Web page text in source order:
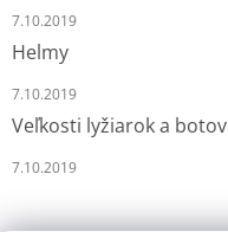
7.10.2019
Helmy
7.10.2019
Veľkosti lyžiarok a botov
7.10.2019